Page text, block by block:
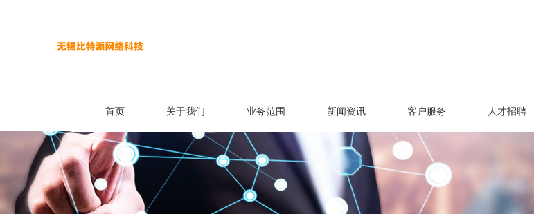
首页 关于我们 业务范围 新闻资讯 客户服务 人才招聘